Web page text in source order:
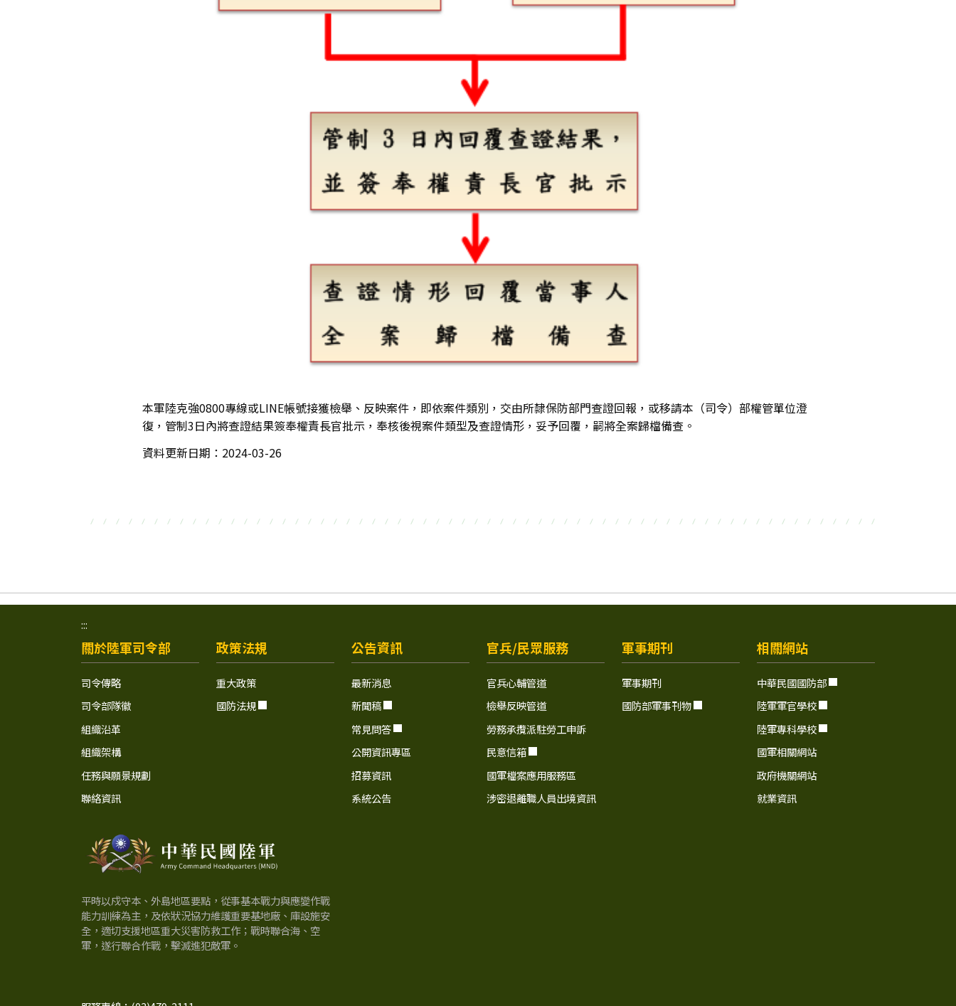
本軍陸克強0800專線或LINE帳號接獲檢舉、反映案件，即依案件類別，交由所隸保防部門查證回報，或移請本（司令）部權管單位澄
復，管制3日內將查證結果簽奉權責長官批示，奉核後視案件類型及查證情形，妥予回覆，嗣將全案歸檔備查。
資料更新日期：2024-03-26
:::
關於陸軍司令部
司令傳略
司令部隊徽
組織沿革
組織架構
任務與願景規劃
聯絡資訊
政策法規
重大政策
國防法規
公告資訊
最新消息
新聞稿
常見問答
公開資訊專區
招募資訊
系統公告
官兵/民眾服務
官兵心輔管道
檢舉反映管道
勞務承攬派駐勞工申訴
民意信箱
國軍檔案應用服務區
涉密退離職人員出境資訊
軍事期刊
軍事期刊
國防部軍事刊物
相關網站
中華民國國防部
陸軍軍官學校
陸軍專科學校
國軍相關網站
政府機關網站
就業資訊
中
華
民
國
平時以戍守本、外島地區要點，從事基本戰力與應變作戰
能力訓練為主，及依狀況協力維護重要基地廠、庫設施安
全，適切支援地區重大災害防救工作；戰時聯合海、空
軍，遂行聯合作戰，擊滅進犯敵軍。